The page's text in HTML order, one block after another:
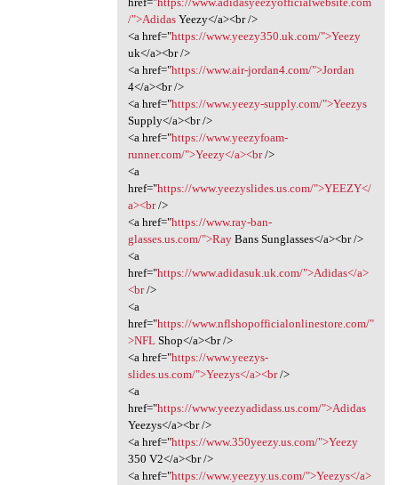
/">AdidasYeezy</a><br />
<a href="https://www.yeezy350.uk.com/">Yeezy
uk</a><br />
<a href="https://www.air-jordan4.com/">Jordan
4</a><br />
<a href="https://www.yeezy-supply.com/">Yeezys
Supply</a><br />
<a href="https://www.yeezyfoam-
runner.com/">Yeezy</a><br/>
<a
href="https://www.yeezyslides.us.com/">YEEZY</
a><br/>
<a href="https://www.ray-ban-
glasses.us.com/">RayBans Sunglasses</a><br />
<a
href="https://www.adidasuk.uk.com/">Adidas</a>
<br/>
<a
href="https://www.nflshopofficialonlinestore.com/"
>NFLShop</a><br />
<a href="https://www.yeezys-
slides.us.com/">Yeezys</a><br/>
<a
href="https://www.yeezyadidass.us.com/">Adidas
Yeezys</a><br />
<a href="https://www.350yeezy.us.com/">Yeezy
350 V2</a><br />
<a href="https://www.yeezyy.us.com/">Yeezys</a>